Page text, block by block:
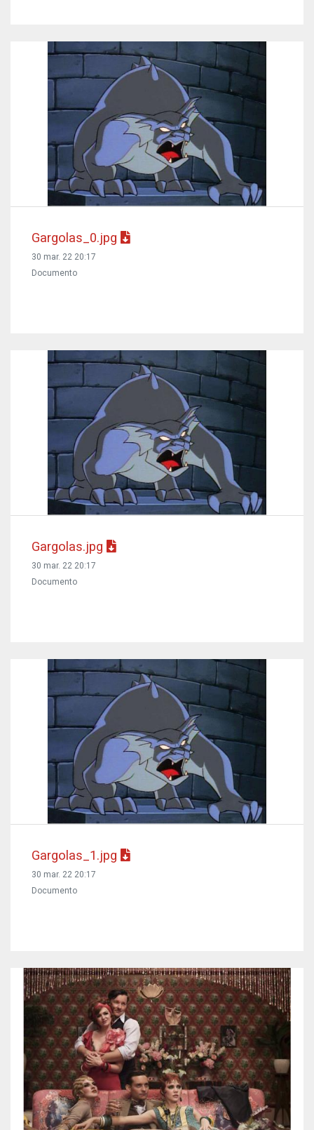
Gargolas_0.jpg
30 mar. 22 20:17
Documento
Gargolas.jpg
30 mar. 22 20:17
Documento
Gargolas_1.jpg
30 mar. 22 20:17
Documento